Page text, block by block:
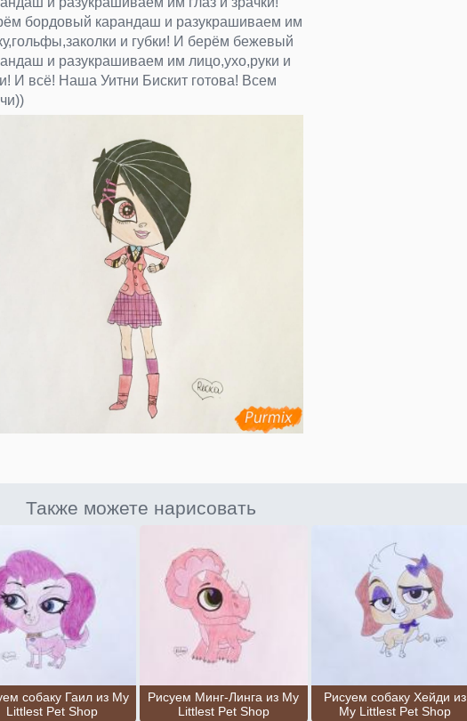
бордовый карандаш и разукрашиваем им
и губки! И берём бежевый
и разукрашиваем им лицо,ухо,руки и
И всё! Наша Уитни Бискит готова! Всем
Также можете нарисовать
собаку Гаил из My
Littlest Pet Shop
Рисуем Минг-Линга из My
Littlest Pet Shop
Рисуем собаку Хейди из
My Littlest Pet Shop